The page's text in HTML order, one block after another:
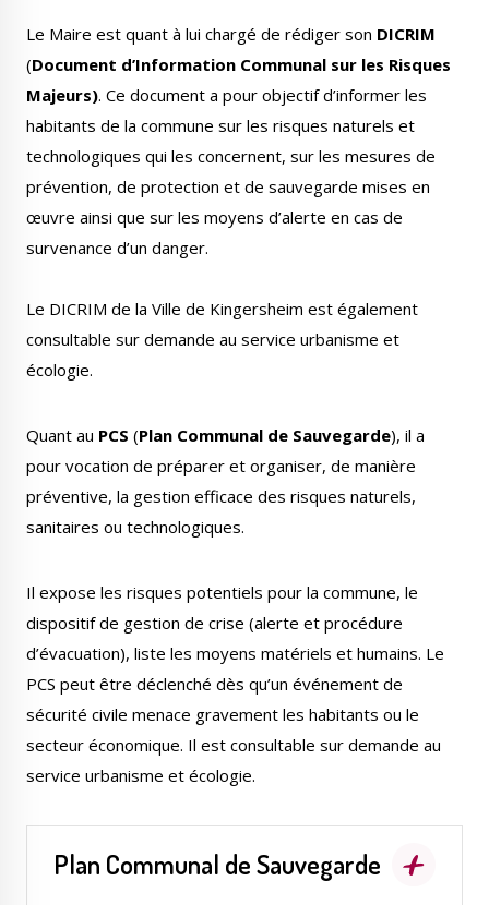
Le Créa La médiathèque
Le Maire est quant à lui chargé de rédiger son DICRIM
(Document d’Information Communal sur les Risques
Majeurs). Ce document a pour objectif d’informer les
habitants de la commune sur les risques naturels et
technologiques qui les concernent, sur les mesures de
prévention, de protection et de sauvegarde mises en
œuvre ainsi que sur les moyens d’alerte en cas de
survenance d’un danger.
Le DICRIM de la Ville de Kingersheim est également
consultable sur demande au service urbanisme et
écologie.
Quant au PCS (Plan Communal de Sauvegarde), il a
pour vocation de préparer et organiser, de manière
préventive, la gestion efficace des risques naturels,
sanitaires ou technologiques.
Il expose les risques potentiels pour la commune, le
dispositif de gestion de crise (alerte et procédure
d’évacuation), liste les moyens matériels et humains. Le
PCS peut être déclenché dès qu’un événement de
sécurité civile menace gravement les habitants ou le
secteur économique. Il est consultable sur demande au
service urbanisme et écologie.
Plan Communal de Sauvegarde